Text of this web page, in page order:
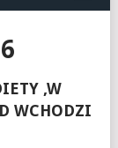
,W
WCHODZI